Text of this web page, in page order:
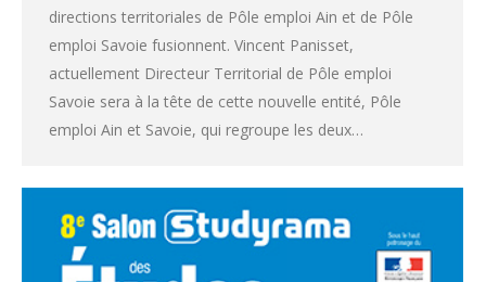
directions territoriales de Pôle emploi Ain et de Pôle
emploi Savoie fusionnent. Vincent Panisset,
actuellement Directeur Territorial de Pôle emploi
Savoie sera à la tête de cette nouvelle entité, Pôle
emploi Ain et Savoie, qui regroupe les deux…